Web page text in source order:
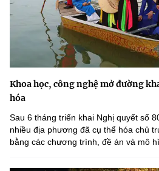
Khoa học, công nghệ mở đường
hóa
Sau 6 tháng triển khai Nghị quyết số
nhiều địa phương đã cụ thể hóa chủ
bằng các chương trình, đề án và mô